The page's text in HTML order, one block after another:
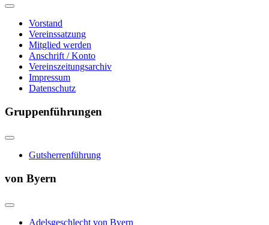
Vorstand
Vereinssatzung
Mitglied werden
Anschrift / Konto
Vereinszeitungsarchiv
Impressum
Datenschutz
Gruppenführungen
Gutsherrenführung
von Byern
Adelsgeschlecht von Byern